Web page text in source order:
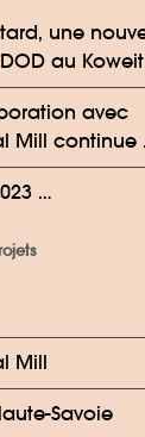
tard, une
au Koweit
avec
Mill continue
…
Mill
Savoie